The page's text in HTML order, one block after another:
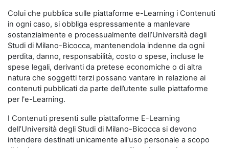
Colui che pubblica sulle piattaforme e-Learning i Contenuti
in ogni caso, si obbliga espressamente a manlevare
sostanzialmente e processualmente dell’Università degli
Studi di Milano-Bicocca, mantenendola indenne da ogni
perdita, danno, responsabilità, costo o spese, incluse le
spese legali, derivanti da pretese economiche o di altra
natura che soggetti terzi possano vantare in relazione ai
contenuti pubblicati da parte dell’utente sulle piattaforme
per l'e-Learning.
I Contenuti presenti sulle piattaforme E-Learning
dell’Università degli Studi di Milano-Bicocca si devono
intendere destinati unicamente all'uso personale a scopo